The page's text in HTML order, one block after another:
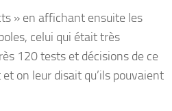
» en affichant ensuite les
celui qui était très
120 tests et décisions de ce
on leur disait qu’ils pouvaient